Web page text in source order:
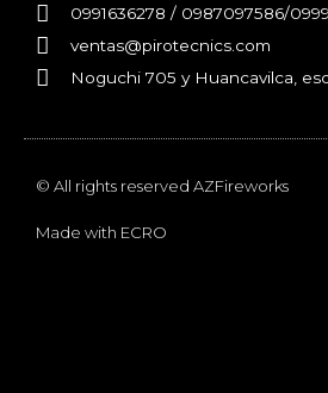
0991636278 / 0987097586/
ventas@pirotecnics.com​
Noguchi 705 y Huancavilca,
© All rights reserved AZFireworks
Made with ECRO